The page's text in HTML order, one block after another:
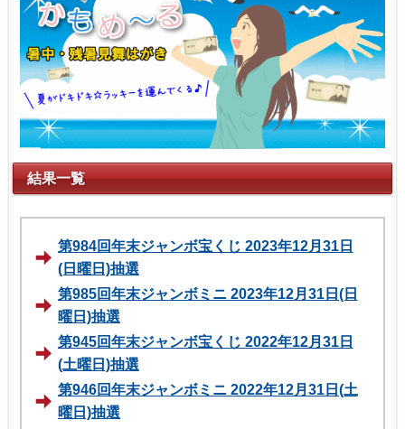
結果一覧
第984回年末ジャンボ宝くじ 2023年12月31日
(日曜日)抽選
第985回年末ジャンボミニ 2023年12月31日(日
曜日)抽選
第945回年末ジャンボ宝くじ 2022年12月31日
(土曜日)抽選
第946回年末ジャンボミニ 2022年12月31日(土
曜日)抽選